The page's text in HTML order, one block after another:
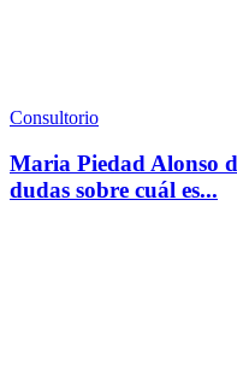
Consultorio
Maria Piedad Alonso
dudas sobre cuál es...